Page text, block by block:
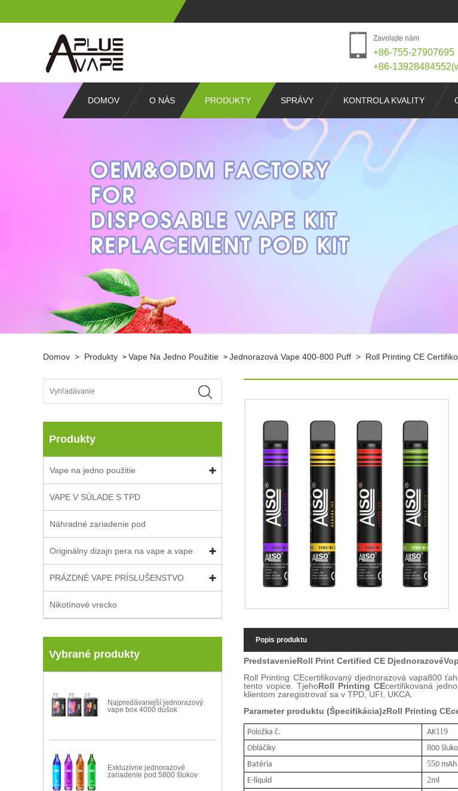
Zavolajte nám
+86-755-27907695
+86-
DOMOV O NÁS PRODUKTY SPRÁVY KONTROLA KVALITY
Domov > Produkty > Vape Na Jedno Použitie > Jednorazová Vape 400-800 Puff > Roll Printing CE
Produkty
Vape na jedno použitie
VAPE V SÚLADE S TPD
Náhradné zariadenie pod
Originálny dizajn pera na vape a vape
PRÁZDNÉ VAPE PRÍSLUŠENSTVO
Nikotínové vrecko
Vybrané produkty
Najpredávanejší jednorazový
vape box 4000 dúšok
Exkluzívne jednorazové
zariadenie pod 5800 šlukov
Popis produktu
PredstavenieRoll Print Certified CE DjednorazovéV
Roll Printing CEcertifikovaný djednorazová vapa800
tento vopice.TjehoRoll Printing CEcertifikovaná
klientom zaregistrovať sa v TPD, UFI, UKCA.
Parameter produktu (Špecifikácia)zRoll Printing
Položka č. AK119
Obláčiky
800
Batéria
550 mAh
E-liquid
2ml